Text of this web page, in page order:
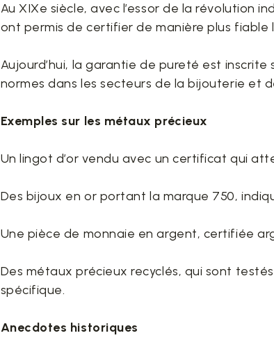
Au XIXe siècle, avec l’essor de la révolution
ont permis de certifier de manière plus
Aujourd’hui, la garantie de pureté est
normes dans les secteurs de la bijouterie et
Exemples sur les métaux précieux
Un lingot d’or vendu avec un certificat qui
Des bijoux en or portant la marque 750,
Une pièce de monnaie en argent, certifiée
Des métaux précieux recyclés, qui sont
spécifique.
Anecdotes historiques